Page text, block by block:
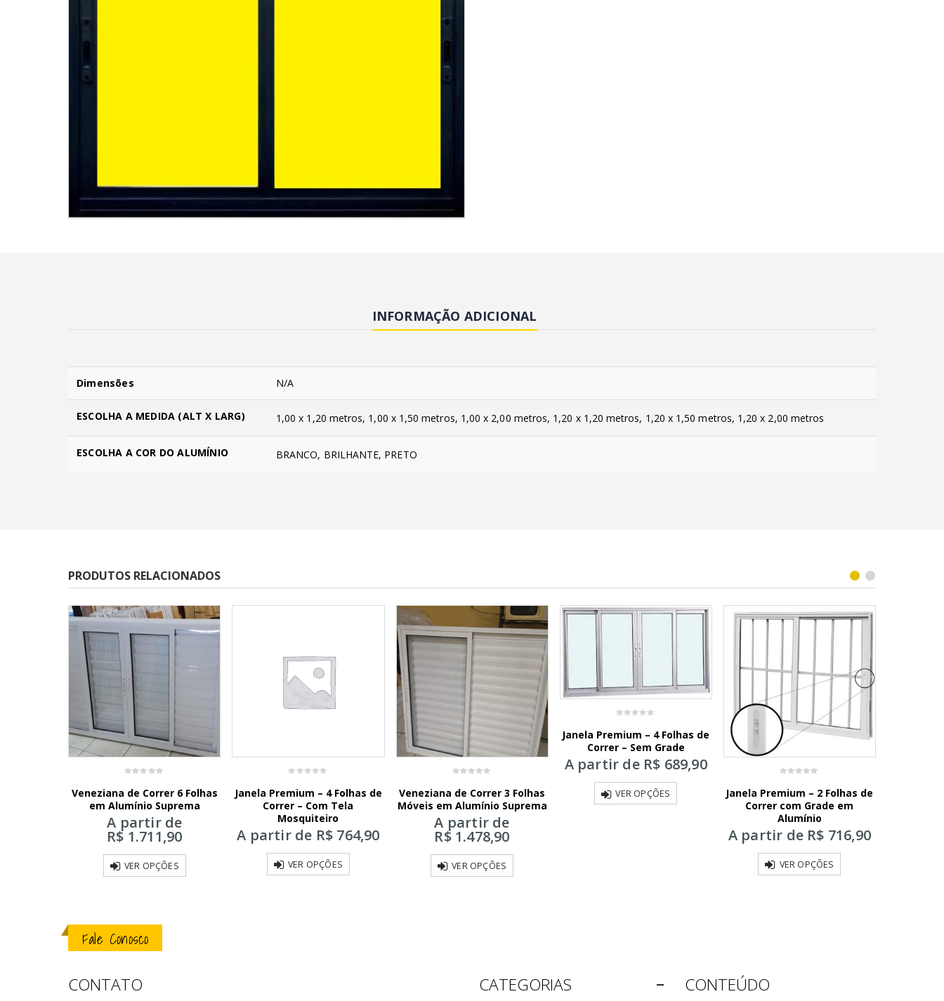
INFORMAÇÃO ADICIONAL
Dimensões N/A
ESCOLHA A MEDIDA (ALT X LARG) 1,00 x 1,20 metros, 1,00 x 1,50 metros, 1,00 x 2,00 metros, 1,20 x 1,20 metros, 1,20 x 1,50 metros, 1,20 x 2,00 metros
ESCOLHA A COR DO ALUMÍNIO BRANCO, BRILHANTE, PRETO
PRODUTOS RELACIONADOS
out
of
5
Veneziana de Correr 6 Folhas
em Alumínio Suprema
A partir de
R$ 1.711,90
VER OPÇÕES
out
of
5
Janela Premium – 4 Folhas de
Correr – Com Tela
Mosquiteiro
A partir de R$ 764,90
VER OPÇÕES
out
of
5
Veneziana de Correr 3 Folhas
Móveis em Alumínio Suprema
A partir de
R$1.478,90
VER OPÇÕES
out
of
5
Janela Premium – 4 Folhas de
Correr – Sem Grade
A partir de R$ 689,90
VER OPÇÕES
out
of
5
Janela Premium – 2 Folhas de
Correr com Grade em
Alumínio
A partir de R$ 716,90
VER OPÇÕES
Fale Conosco
CONTATO CATEGORIAS CONTEÚDO